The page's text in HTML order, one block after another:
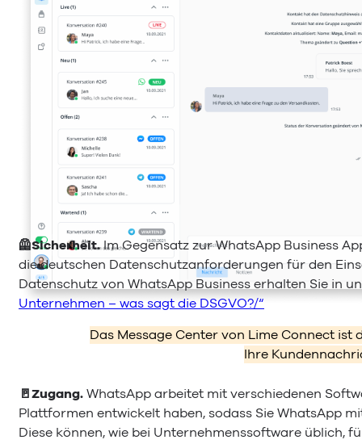
Das Message Center von Lime Connect
Ihre
🦺Sicherheit.Im Gegensatz zur WhatsApp Business
die deutschen Datenschutzanforderungen für den
Datenschutz von WhatsApp Business erhalten Sie in
Unternehmen – was sagt die DSGVO?/“
🚪Zugang.WhatsApp arbeitet mit verschiedenen
Plattformen entwickelt haben, sodass Sie WhatsApp
Diese können, wie bei Unternehmenssoftware üblich,